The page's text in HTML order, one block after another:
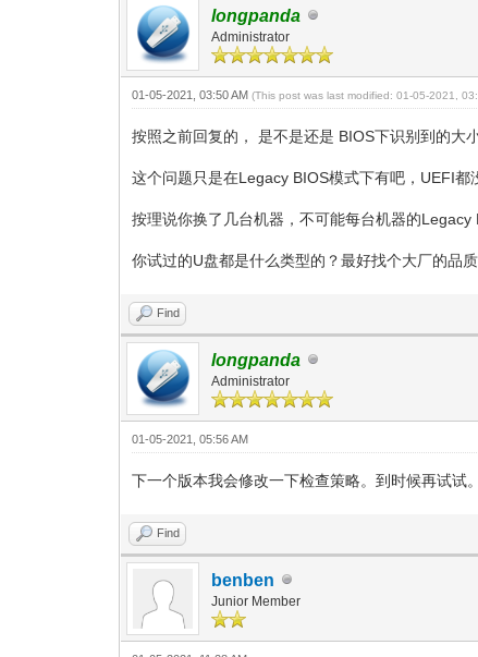
longpanda
Administrator
01-05-2021, 03:50 AM(This post was last modified: 01-05-2021,
按照之前回复的， 是不是还是 BIOS下识别到的大
这个问题只是在Legacy BIOS模式下有吧，UEFI都
按理说你换了几台机器，不可能每台机器的
你试过的U盘都是什么类型的？最好找个大厂的品
Find
longpanda
Administrator
01-05-2021, 05:56 AM
下一个版本我会修改一下检查策略。到时候再试试。
Find
benben
Junior Member